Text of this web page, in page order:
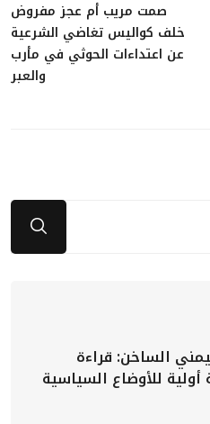
صمت مريب أم عجز مفروض
خلف كواليس تغاضي الشرعية
عن اعتداءات الحوثي في مأرب
والعبر
الساخن: قراءة
للأوضاع السياسية